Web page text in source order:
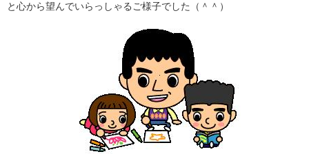
と心から望んでいらっしゃるご様子でした（＾＾）